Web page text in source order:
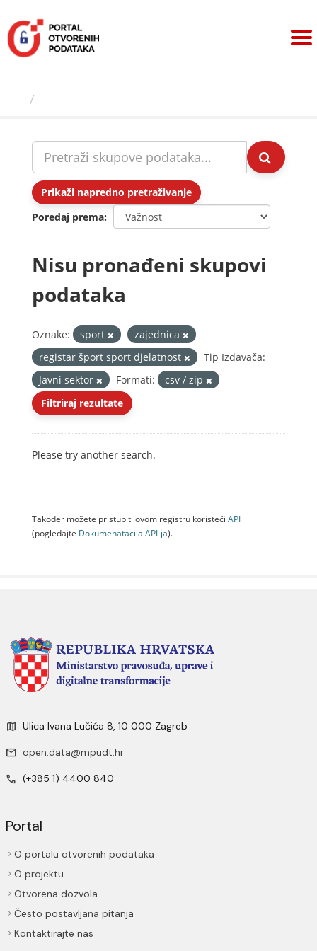
sadržaj
Prikaži napredno pretraživanje
Poredaj prema
Nisu pronađeni skupovi
podataka
Oznake: sport
zajednica
registar šport sport djelatnost
Tip Izdavača:
Javni sektor
Formati:
csv / zip
Filtriraj rezultate
Please try another search.
Također možete pristupiti ovom registru koristeći API
(pogledajte Dokumenаtаcijа API-jа).